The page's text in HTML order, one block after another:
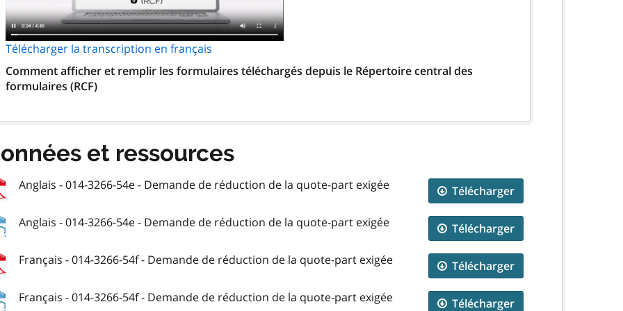
Télécharger la transcription en français
Comment afficher et remplir les formulaires téléchargés depuis le Répertoire central des
formulaires (RCF)
et ressources
Anglais - 014-3266-54e - Demande de réduction de la quote-part exigée Télécharger
Anglais - 014-3266-54e - Demande de réduction de la quote-part exigée Télécharger
Français - 014-3266-54f - Demande de réduction de la quote-part exigée Télécharger
Français - 014-3266-54f - Demande de réduction de la quote-part exigée Télécharger